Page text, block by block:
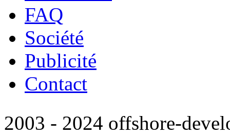
FAQ
Société
Publicité
Contact
2003 - 2024 offshore-